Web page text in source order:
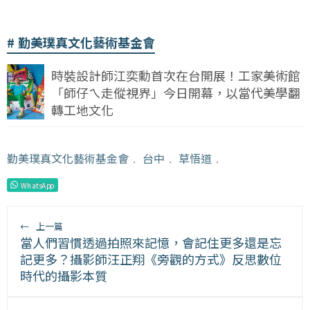
勤美璞真文化藝術基金會
時裝設計師江奕勳首次在台開展！工家美術館
「師仔ㄟ走傱視界」今日開幕，以當代美學翻
轉工地文化
勤美璞真文化藝術基金會 ﹒ 台中 ﹒ 草悟道 ﹒
WhatsApp
← 上一篇
當人們習慣透過拍照來記憶，會記住更多還是忘
記更多？攝影師汪正翔《旁觀的方式》反思數位
時代的攝影本質